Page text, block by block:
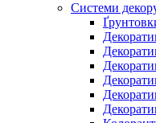
Системи